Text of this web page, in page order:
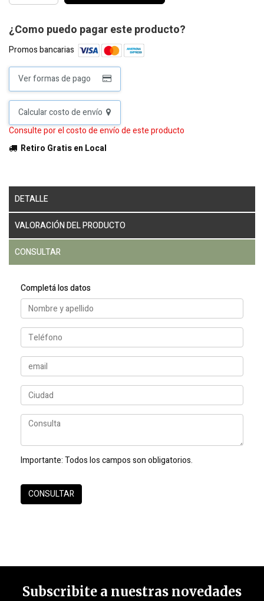
¿Como puedo pagar este producto?
Promos bancarias
Ver formas de pago
Calcular costo de envío
Consulte por el costo de envío de este producto
Retiro Gratis en Local
DETALLE
VALORACIÓN DEL PRODUCTO
CONSULTAR
Completá los datos
Importante:Todos los campos son obligatorios.
Subscribite a nuestras novedades